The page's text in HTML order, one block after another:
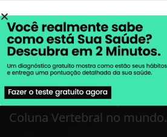
EndoColuna, um grupo de
Coluna, que promove
para cirurgiões de coluna
aprender e se
Atua há 15 anos e realizou
Centros mais Avançados
Coluna Vertebral no mundo.